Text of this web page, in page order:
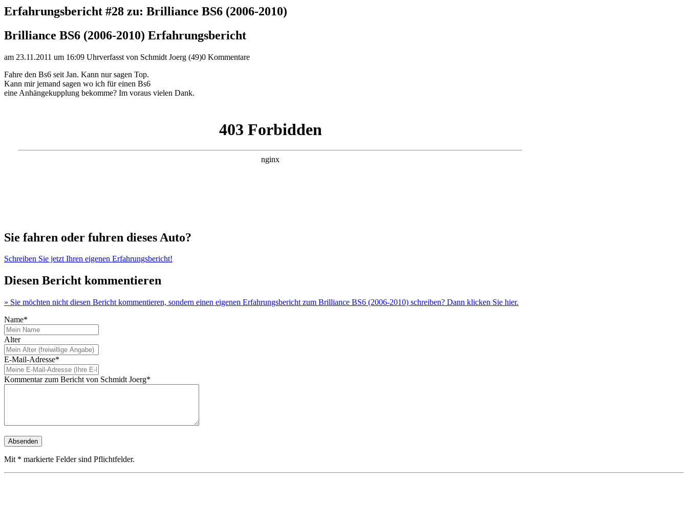
Erfahrungsbericht #28 zu: Brilliance BS6 (2006-2010)
Brilliance BS6 (2006-2010) Erfahrungsbericht
am 23.11.2011 um 16:09 Uhrverfasst von Schmidt Joerg (49)0 Kommentare
Fahre den Bs6 seit Jan. Kann nur sagen Top.
Kann mir jemand sagen wo ich für einen Bs6
eine Anhängekupplung bekomme? Im voraus vielen Dank.
Sie fahren oder fuhren dieses Auto?
Schreiben Sie jetzt Ihren eigenen Erfahrungsbericht!
Diesen Bericht kommentieren
» Sie möchten nicht diesen Bericht kommentieren, sondern einen eigenen Erfahrungsbericht zum Brilliance BS6 (2006-2010) schreiben? Dann klicken Sie hier.
Name*
Alter
E-Mail-Adresse*
Kommentar zum Bericht von Schmidt Joerg*
Mit * markierte Felder sind Pflichtfelder.